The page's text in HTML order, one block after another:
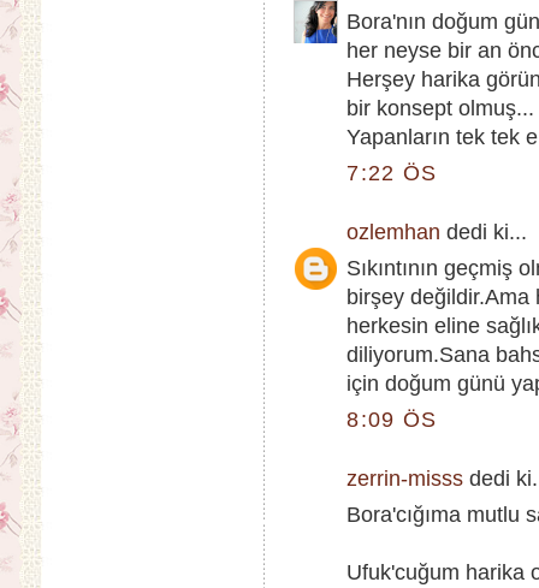
Bora'nın doğum
her neyse bir an
Herşey harika
bir konsept olmuş...
Yapanların tek tek
7:22 ÖS
ozlemhan dedi ki...
Sıkıntının geçmiş
birşey
herkesin eline
diliyorum.Sana
için doğum günü
8:09 ÖS
zerrin-misss dedi
Bora'cığıma mutlu
Ufuk'cuğum harika